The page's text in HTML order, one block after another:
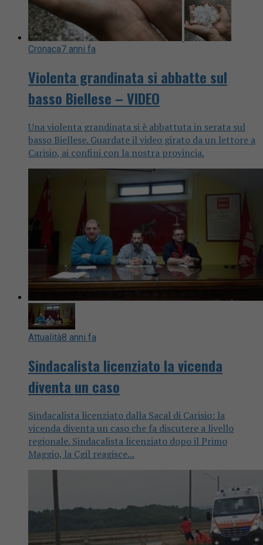
Cronaca7 anni fa
Violenta grandinata si abbatte sul
basso Biellese – VIDEO
Una violenta grandinata si è abbattuta in serata sul
basso Biellese. Guardate il video girato da un lettore a
Carisio, ai confini con la nostra provincia.
Attualità8 anni fa
Sindacalista licenziato la vicenda
diventa un caso
Sindacalista licenziato dalla Sacal di Carisio: la
vicenda diventa un caso che fa discutere a livello
regionale. Sindacalista licenziato dopo il Primo
Maggio, la Cgil reagisce...